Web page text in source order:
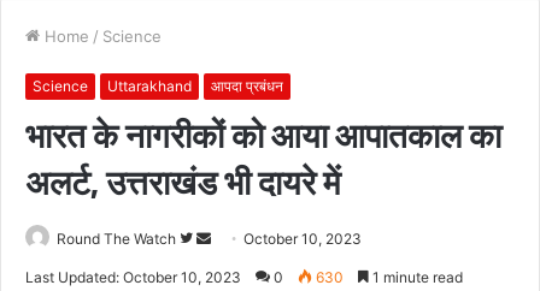
Home / Science
Science Uttarakhand आपदा प्रबंधन
भारत के नागरीकों को आया आपातकाल का
अलर्ट, उत्तराखंड भी दायरे में
Round The Watch
Follow
SendOctober 10, 2023
Last Updated: October 10, 2023 0 630 1 minute read